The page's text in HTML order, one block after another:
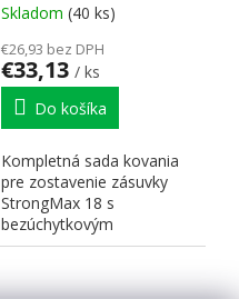
Skladom (40 ks)
€26,93 bez DPH
€33,13 / ks
Do košíka
Kompletná sada kovania
pre zostavenie zásuvky
StrongMax 18 s
bezúchytkovým
otváraním" "PUSH". Nutné